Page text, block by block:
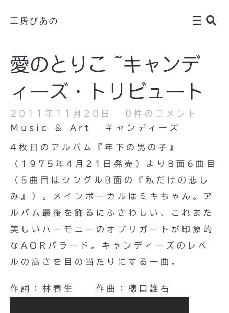
工房ぴあの
愛のとりこ ~キャンデ
ィーズ・トリビュート
2011年11月20日
0件のコメント
Music & Art
キャンディーズ
4枚目のアルバム『年下の男の子』
（1975年4月21日発売）よりB面6曲目
（5曲目はシングルB面の『私だけの悲し
み』）。メインボーカルはミキちゃん。ア
ルバム最後を飾るにふさわしい、これまた
美しいハーモニーのオブリガートが印象的
なAORバラード。キャンディーズのレベ
ルの高さを目の当たりにする一曲。
作詞：林春生 作曲：穂口雄右